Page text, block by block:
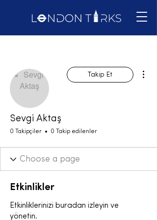
Takip Et
Sevgi Aktaş
0 Takipçiler 0 Takip edilenler
Etkinlikler
Etkinliklerinizi buradan izleyin ve
yönetin.